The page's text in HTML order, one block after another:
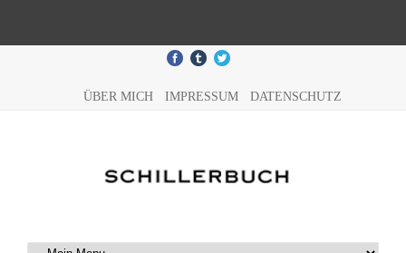
ÜBER MICH IMPRESSUM DATENSCHUTZ